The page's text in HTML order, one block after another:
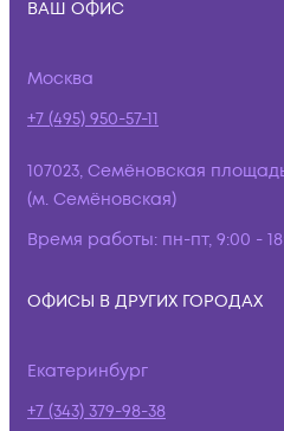
ВАШ ОФИС
Москва
+7 (495) 950-57-11
107023, Семёновская
(м. Семёновская)
Время работы: пн-пт, 9:00 -
ОФИСЫ В ДРУГИХ ГОРОДАХ
Екатеринбург
+7 (343) 379-98-38